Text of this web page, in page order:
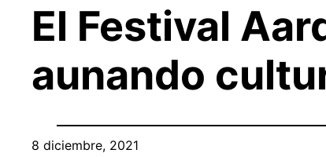
El Festival
aunando
8 diciembre, 2021